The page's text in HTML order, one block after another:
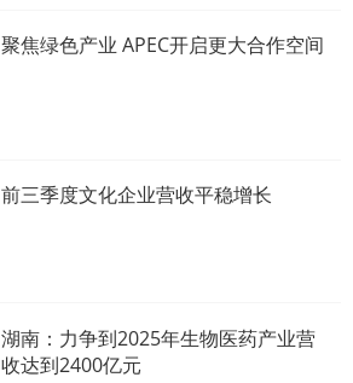
聚焦绿色产业 APEC开启更大合作空间
前三季度文化企业营收平稳增长
湖南：力争到2025年生物医药产业营
收达到2400亿元